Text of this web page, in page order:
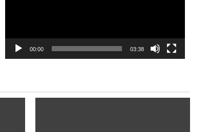
00:00 03:38